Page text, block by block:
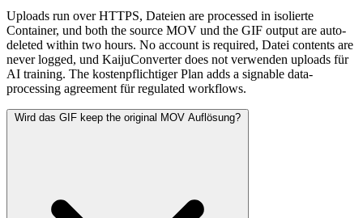
Uploads run over HTTPS, Dateien are processed in isolierte
Container, und both the source MOV und the GIF output are auto-
deleted within two hours. No account is required, Datei contents are
never logged, und KaijuConverter does not verwenden uploads für
AI training. The kostenpflichtiger Plan adds a signable data-
processing agreement für regulated workflows.
Wird das GIF keep the original MOV Auflösung?